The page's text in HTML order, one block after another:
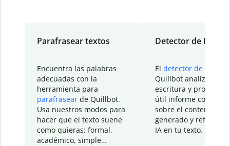
Parafrasear textos
Encuentra las palabras
adecuadas con la
herramienta para
parafrasear de Quillbot.
Usa nuestros modos para
hacer que el texto suene
como quieras: formal,
académico, simple…
Detector de IA
El detector de IA
Quillbot analiza tu
escritura y
útil informe con
sobre el contenido
generado y refinado
IA en tu texto.